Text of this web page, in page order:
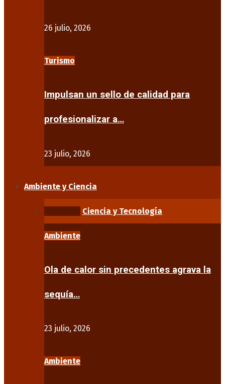
26 julio, 2026
Turismo
Impulsan un sello de calidad para
profesionalizar a…
23 julio, 2026
Ambiente y Ciencia
Ciencia y Tecnología
Ambiente
Ola de calor sin precedentes agrava la
sequía…
23 julio, 2026
Ambiente